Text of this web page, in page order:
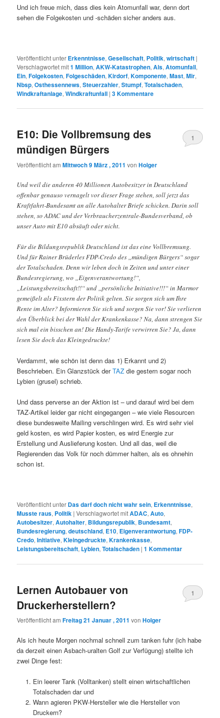
Und ich freue mich, dass dies kein Atomunfall war, denn dort
sehen die Folgekosten und -schäden sicher anders aus.
Veröffentlicht unter Erkenntnisse,Gesellschaft, Politik,wirtschaft |
Verschlagwortet mit1 Million,AKW-Katastrophen,Als,Atomunfall,
Ein,Folgekosten,Folgeschäden,Kirdorf,Komponente,Mast,Mir,
Nbsp,Osthessennews,Steuerzahler,Stumpf,Totalschaden,
Windkraftanlage,Windkraftunfall |3Kommentare
E10: Die Vollbremsung des
mündigen Bürgers
Veröffentlicht amMittwoch 9 März , 2011 vonHolger
1
Und weil die anderen 40 Millionen Autobesitzer in Deutschland
offenbar genauso vernagelt vor dieser Frage stehen, soll jetzt das
Kraftfahrt-Bundesamt an alle Autohalter Briefe schicken. Darin soll
stehen, so ADAC und der Verbraucherzentrale-Bundesverband, ob
unser Auto mit E10 absäuft oder nicht.
Für die Bildungsrepublik Deutschland ist das eine Vollbremsung.
Und für Rainer Brüderles FDP-Credo des „mündigen Bürgers“ sogar
der Totalschaden. Denn wir leben doch in Zeiten und unter einer
Bundesregierung, wo „Eigenverantwortung!“,
„Leistungsbereitschaft!!“ und „persönliche Initiative!!!“ in Marmor
gemeißelt als Fixstern der Politik gelten. Sie sorgen sich um Ihre
Rente im Alter? Informieren Sie sich und sorgen Sie vor! Sie verlieren
den Überblick bei der Wahl der Krankenkasse? Na, dann strengen Sie
sich mal ein bisschen an! Die Handy-Tarife verwirren Sie? Ja, dann
lesen Sie doch das Kleingedruckte!
Verdammt, wie schön ist denn das 1) Erkannt und 2)
Beschrieben. Ein Glanzstück derTAZ die gestern sogar noch
Lybien (grusel) schrieb.
Und dass perverse an der Aktion ist – und darauf wird bei dem
TAZ-Artikel leider gar nicht eingegangen – wie viele Resourcen
diese bundesweite Mailing verschlingen wird. Es wird sehr viel
geld kosten, es wird Papier kosten, es wird Energie zur
Erstellung und Auslieferung kosten. Und all das, weil die
Regierenden das Volk für noch dümmer halten, als es ohnehin
schon ist.
Veröffentlicht unter Das darf doch nicht wahr sein, Erkenntnisse,
Musste raus, Politik |Verschlagwortet mitADAC,Auto,
Autobesitzer,Autohalter, Bildungsrepublik, Bundesamt,
Bundesregierung,deutschland, E10, Eigenverantwortung,FDP-
Credo,Initiative,Kleingedruckte,Krankenkasse,
Leistungsbereitschaft, Lybien,Totalschaden |1 Kommentar
Lernen Autobauer von
Druckerherstellern?
Veröffentlicht amFreitag 21 Januar , 2011 vonHolger
1
Als ich heute Morgen nochmal schnell zum tanken fuhr (ich habe
da derzeit einen Asbach-uralten Golf zur Verfügung) stellte ich
zwei Dinge fest:
Ein leerer Tank (Volltanken) stellt einen wirtschaftlichen
Totalschaden dar und
Wann agieren PKW-Hersteller wie die Hersteller von
Druckern?